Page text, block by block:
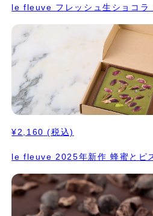
le fleuve フレッシュ生ショコラ
¥2,160 (税込)
le fleuve 2025年新作 蜂蜜とピ